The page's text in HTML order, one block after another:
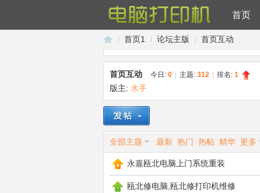
首页
瓯»
首页1
›
论坛主版 首页互动
首页互动 今日: 0 主题: 312 排名: 1
版主: 水手
全部主题 最新 热门 热帖 精华 更多
永嘉瓯北电脑上门系统重装
瓯北修电脑,瓯北修打印机维修